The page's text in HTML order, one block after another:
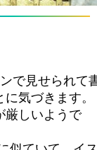
で見せられて
気づきます。
厳しいようで